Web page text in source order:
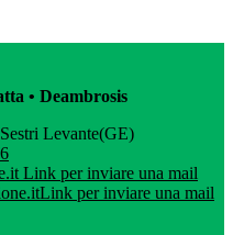
• Deambrosis
Levante(GE)
Link per inviare una mail
Link per inviare una mail